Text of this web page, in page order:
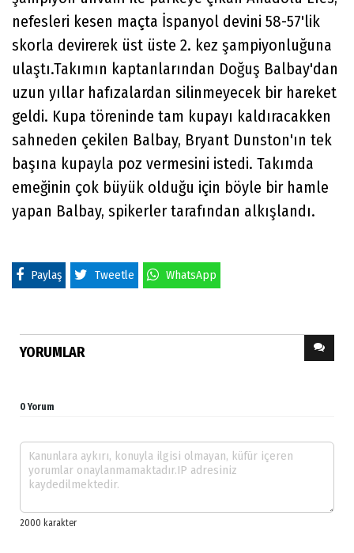
nefesleri kesen maçta İspanyol devini 58-57'lik
skorla devirerek üst üste 2. kez şampiyonluğuna
ulaştı.Takımın kaptanlarından Doğuş Balbay'dan
uzun yıllar hafızalardan silinmeyecek bir hareket
geldi. Kupa töreninde tam kupayı kaldıracakken
sahneden çekilen Balbay, Bryant Dunston'ın tek
başına kupayla poz vermesini istedi. Takımda
emeğinin çok büyük olduğu için böyle bir hamle
yapan Balbay, spikerler tarafından alkışlandı.
Paylaş Tweetle WhatsApp
YORUMLAR
0 Yorum